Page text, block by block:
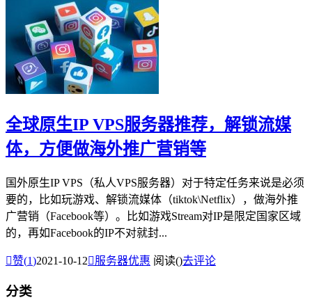
全球原生IP VPS服务器推荐，解锁流媒
体，方便做海外推广营销等
国外原生IP VPS（私人VPS服务器）对于特定任务来说是必须
要的，比如玩游戏、解锁流媒体（tiktok\Netflix），做海外推
广营销（Facebook等）。比如游戏Stream对IP是限定国家区域
的，再如Facebook的IP不对就封...
赞(1)2021-10-12服务器优惠 阅读()去评论
分类